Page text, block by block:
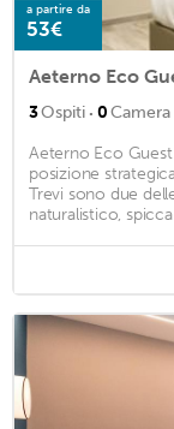
a partire da
53€
Aeterno Eco
3Ospiti · 0Camera
Aeterno Eco
posizione
Trevi sono due
naturalistico, spicca